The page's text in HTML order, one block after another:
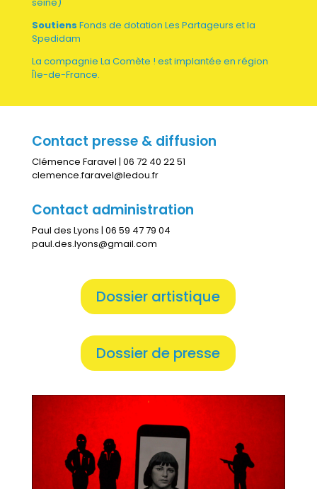
Soutiens Fonds de dotation Les Partageurs et la
Spedidam
La compagnie La Comète ! est implantée en région
Île-de-France.
Contact presse & diffusion
Clémence Faravel | 06 72 40 22 51
clemence.faravel@ledou.fr
Contact administration
Paul des Lyons | 06 59 47 79 04
paul.des.lyons@gmail.com
Dossier artistique
Dossier de presse